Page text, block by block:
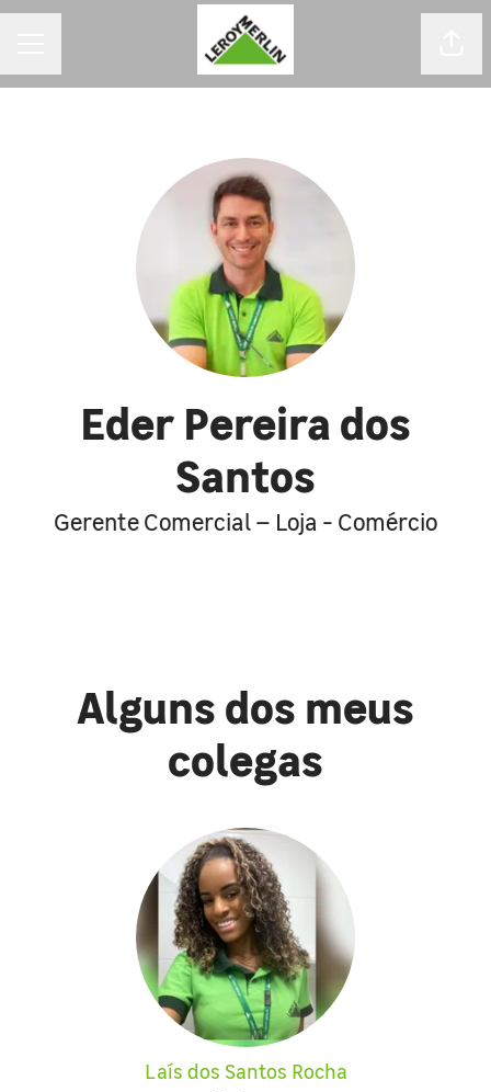
Eder Pereira dos
Santos
Gerente Comercial – Loja - Comércio
Alguns dos meus
colegas
Laís dos Santos Rocha